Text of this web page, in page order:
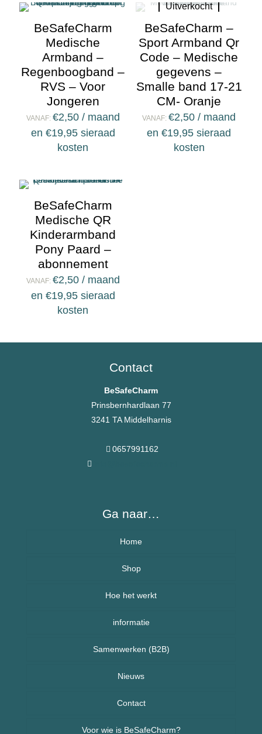
BeSafeCharm
Medische
Armband –
Regenboogband –
RVS – Voor
Jongeren
VANAF: €2,50 / maand
en €19,95sieraad
kosten
Uitverkocht
BeSafeCharm –
Sport Armband Qr
Code – Medische
gegevens –
Smalle band 17-21
CM- Oranje
VANAF:€2,50 / maand
en€19,95 sieraad
kosten
BeSafeCharm
Medische QR
Kinderarmband
Pony Paard –
abonnement
VANAF: €2,50 / maand
en €19,95sieraad
kosten
Contact
BeSafeCharm
Prinsbernhardlaan 77
3241 TA Middelharnis
0657991162
Ga naar…
Home
Over BeSafeCharm – ons verhaal
Shop
Armbanden
Kettingen
Kinderen
Sport sieraden
Hoe het werkt
informatie
Veelgestelde vragen (FAQ) – BeSafeCharm
Retourneren & herroepingsrecht
Samenwerken (B2B)
Nieuws
Nieuws uit Nederland
Nieuws uit Spanje
Contact
Voor wie is BeSafeCharm?